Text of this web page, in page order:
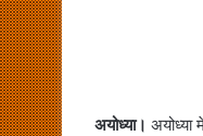
अयोध्या। अयोध्या